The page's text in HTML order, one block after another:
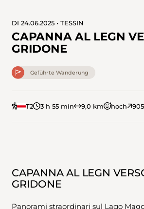
DI 24.06.2025 • TESSIN
CAPANNA AL LEGN
GRIDONE
Geführte Wanderung
T2 3 h 55 min 9,0 km hoch
CAPANNA AL LEGN
GRIDONE
Panorami straordinari sul Lago Maggiore.